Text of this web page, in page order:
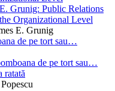
Grunig: Public Relations
Organizational Level
E. Grunig
de pe tort sau…
ratată